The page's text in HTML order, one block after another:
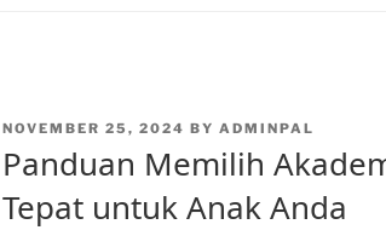
POSTED
NOVEMBER 25, 2024 BY ADMINPAL
Panduan Memilih
Tepat untuk Anak Anda